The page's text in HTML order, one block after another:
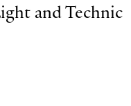
and Technic